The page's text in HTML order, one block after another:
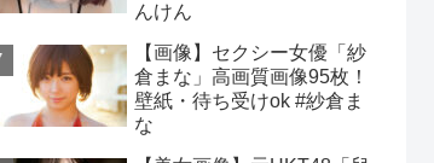
んけん
【画像】セクシー女優「紗
倉まな」高画質画像95枚！
壁紙・待ち受けok #紗倉ま
な